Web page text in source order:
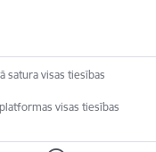
satura visas tiesības
visas tiesības